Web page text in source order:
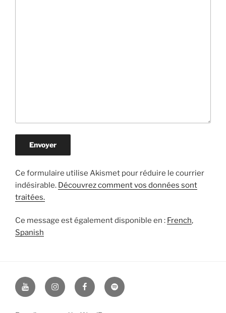
Ce formulaire utilise Akismet pour réduire le courrier
indésirable. Découvrez comment vos données sont
traitées.
Ce message est également disponible en : French
Spanish
YoutubeInstagramFacebookSpotify